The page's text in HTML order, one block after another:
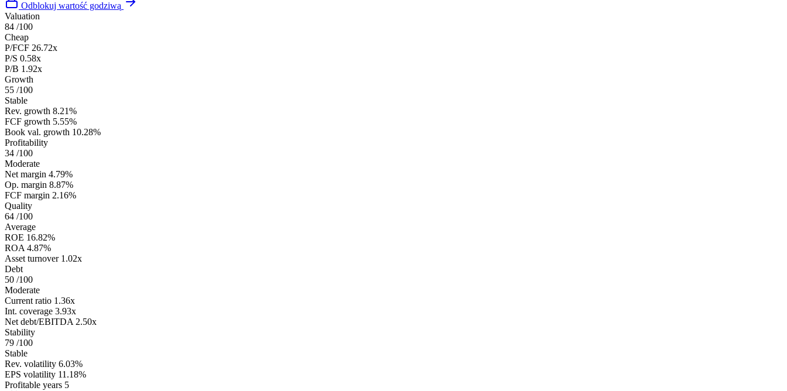
Odblokuj wartość godziwą
Valuation
84 /100
Cheap
P/FCF 26.72x
P/S 0.58x
P/B 1.92x
Growth
55 /100
Stable
Rev. growth 8.21%
FCF growth 5.55%
Book val. growth 10.28%
Profitability
34 /100
Moderate
Net margin 4.79%
Op. margin 8.87%
FCF margin 2.16%
Quality
64 /100
Average
ROE 16.82%
ROA 4.87%
Asset turnover 1.02x
Debt
50 /100
Moderate
Current ratio 1.36x
Int. coverage 3.93x
Net debt/EBITDA 2.50x
Stability
79 /100
Stable
Rev. volatility 6.03%
EPS volatility 11.18%
Profitable years 5